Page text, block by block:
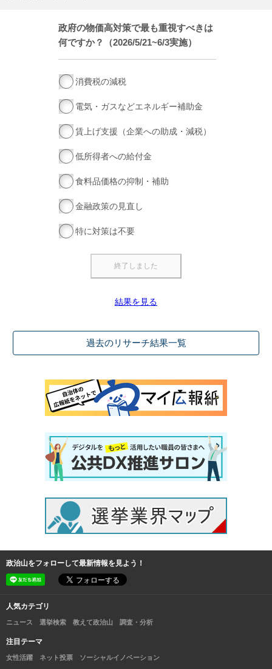
政府の物価高対策で最も重視すべきは
何ですか？（2026/5/21~6/3実施）
消費税の減税
電気・ガスなどエネルギー補助金
賃上げ支援（企業への助成・減税）
低所得者への給付金
食料品価格の抑制・補助
金融政策の見直し
特に対策は不要
結果を見る
過去のリサーチ結果一覧
政治山をフォローして最新情報を見よう！
人気カテゴリ
ニュース 選挙検索 教えて政治山 調査・分析
注目テーマ
女性活躍 ネット投票 ソーシャルイノベーション